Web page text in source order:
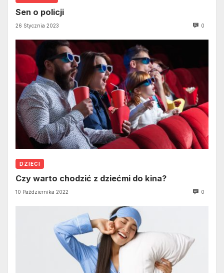
Sen o policji
26 Stycznia 2023 0
DZIECI
Czy warto chodzić z dziećmi do kina?
10 Października 2022 0